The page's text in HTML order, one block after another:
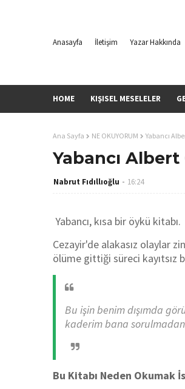
Anasayfa İletişim Yazar Hakkında
HOME KIŞISEL MESELELER
Ana Sayfa NE OKUYORUM Yabancı
Yabancı
Nabrut Fıdıllıoğlu 16:24
Yabancı, kısa bir öykü kitabı.
Cezayir'de alakasız olaylar
ölüme gittiği süreci kayıtsız
Bu işin benim dışımda
kaderim bana
Bu Kitabı Neden Okumak